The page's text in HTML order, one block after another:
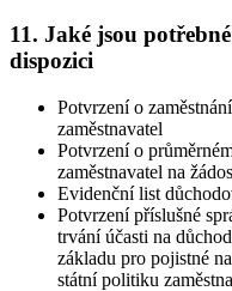
11. Jaké jsou
dispozici
Potvrzení o
zaměstnavatel
Potvrzení o
zaměstnavatel na
Evidenční list
Potvrzení příslušné
trvání účasti na
základu pro pojistné
státní politiku